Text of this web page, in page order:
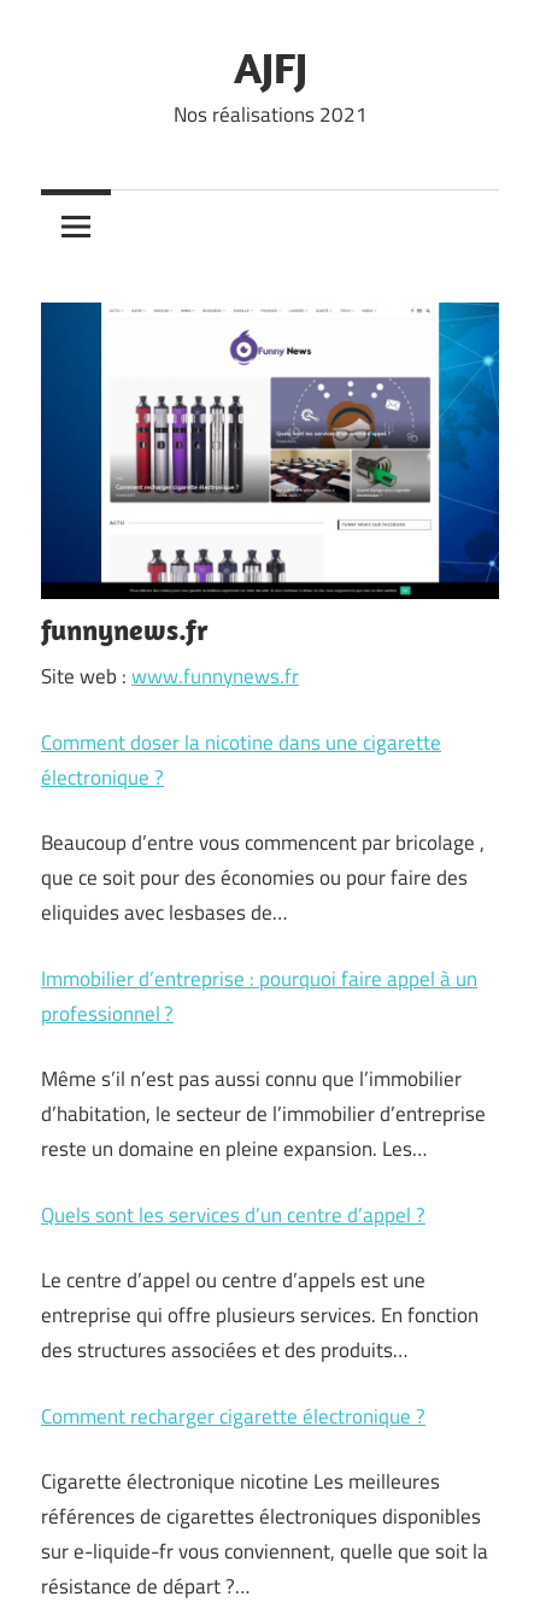
AJFJ
Nos réalisations 2021
funnynews.fr
Site web :www.funnynews.fr
Comment doser la nicotine dans une cigarette
électronique ?
Beaucoup d’entre vous commencent par bricolage ,
que ce soit pour des économies ou pour faire des
eliquides avec lesbases de…
Immobilier d’entreprise : pourquoi faire appel à un
professionnel ?
Même s’il n’est pas aussi connu que l’immobilier
d’habitation, le secteur de l’immobilier d’entreprise
reste un domaine en pleine expansion. Les…
Quels sont les services d’un centre d’appel ?
Le centre d’appel ou centre d’appels est une
entreprise qui offre plusieurs services. En fonction
des structures associées et des produits…
Comment recharger cigarette électronique ?
Cigarette électronique nicotine Les meilleures
références de cigarettes électroniques disponibles
sur e-liquide-fr vous conviennent, quelle que soit la
résistance de départ ?…